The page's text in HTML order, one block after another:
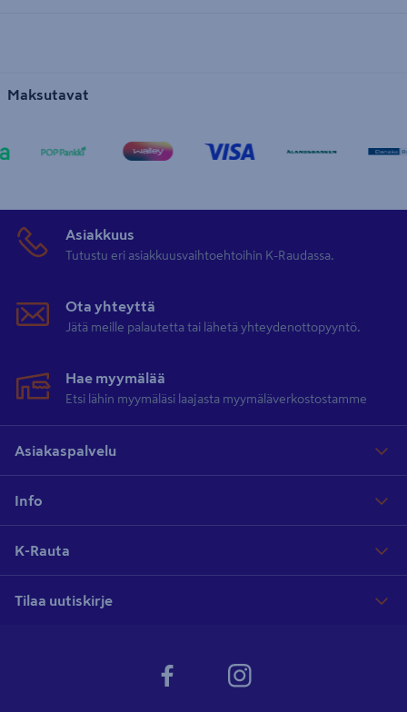
Maksutavat
Asiakkuus
Tutustu eri asiakkuusvaihtoehtoihin K-Raudassa.
Ota yhteyttä
Jätä meille palautetta tai lähetä yhteydenottopyyntö.
Hae myymälää
Etsi lähin myymäläsi laajasta myymäläverkostostamme
Asiakaspalvelu
Info
K-Rauta
Tilaa uutiskirje